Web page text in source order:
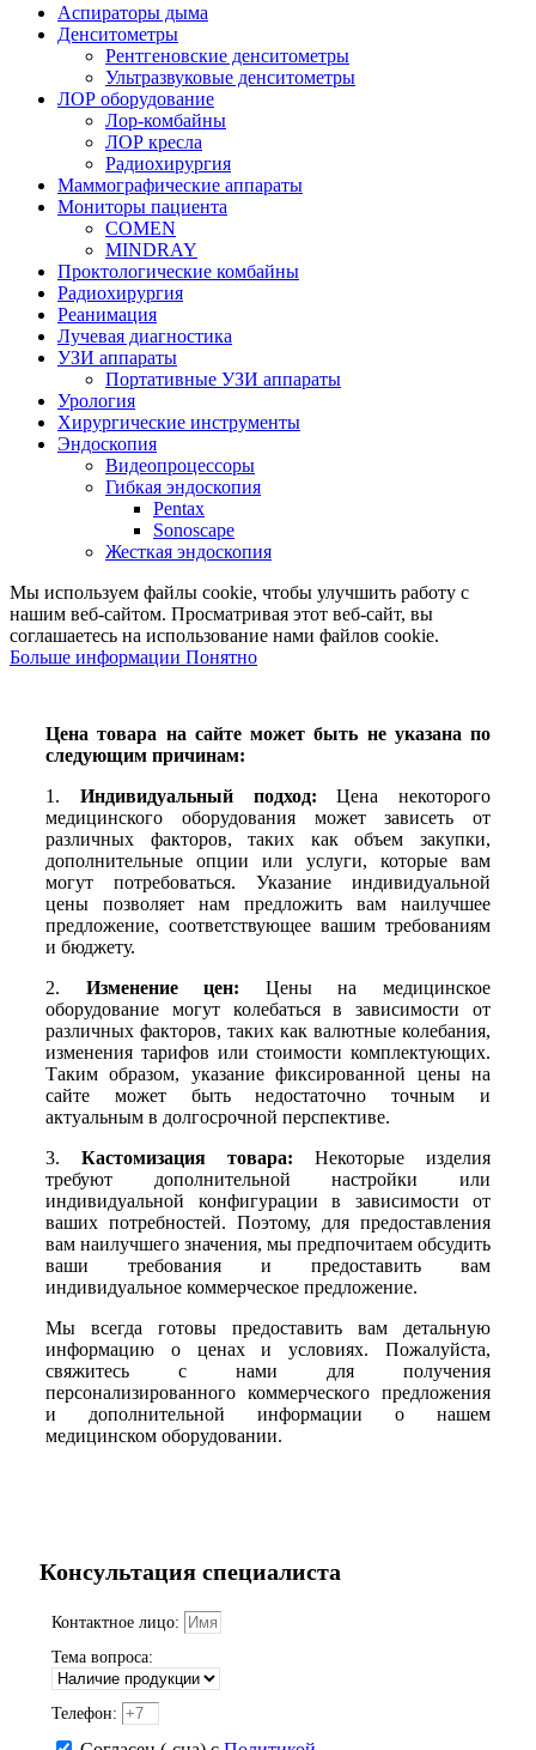
Аспираторы дыма
Денситометры
Рентгеновские денситометры
Ультразвуковые денситометры
ЛОР оборудование
Лор-комбайны
ЛОР кресла
Радиохирургия
Маммографические аппараты
Мониторы пациента
COMEN
MINDRAY
Проктологические комбайны
Радиохирургия
Реанимация
Лучевая диагностика
УЗИ аппараты
Портативные УЗИ аппараты
Урология
Хирургические инструменты
Эндоскопия
Видеопроцессоры
Гибкая эндоскопия
Pentax
Sonoscape
Жесткая эндоскопия
Мы используем файлы cookie, чтобы улучшить работу с
нашим веб-сайтом. Просматривая этот веб-сайт, вы
соглашаетесь на использование нами файлов cookie.
Больше информации Больше
Понятно
Цена товара на сайте может быть не указана по
следующим причинам:
1. Индивидуальный подход: Цена некоторого
медицинского оборудования может зависеть от
различных факторов, таких как объем закупки,
дополнительные опции или услуги, которые вам
могут потребоваться. Указание индивидуальной
цены позволяет нам предложить вам наилучшее
предложение, соответствующее вашим требованиям
и бюджету.
2. Изменение цен: Цены на медицинское
оборудование могут колебаться в зависимости от
различных факторов, таких как валютные колебания,
изменения тарифов или стоимости комплектующих.
Таким образом, указание фиксированной цены на
сайте может быть недостаточно точным и
актуальным в долгосрочной перспективе.
3. Кастомизация товара: Некоторые изделия
требуют дополнительной настройки или
индивидуальной конфигурации в зависимости от
ваших потребностей. Поэтому, для предоставления
вам наилучшего значения, мы предпочитаем обсудить
ваши требования и предоставить вам
индивидуальное коммерческое предложение.
Мы всегда готовы предоставить вам детальную
информацию о ценах и условиях. Пожалуйста,
свяжитесь с нами для получения
персонализированного коммерческого предложения
и дополнительной информации о нашем
медицинском оборудовании.
Консультация специалиста
Контактное лицо:
Тема вопроса:
Телефон: